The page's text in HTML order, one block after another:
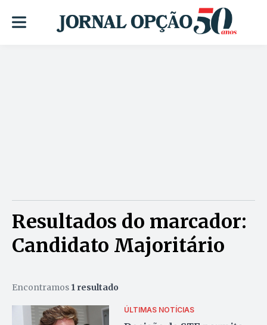
Resultados do marcador:
Candidato Majoritário
Encontramos 1 resultado
ÚLTIMAS NOTÍCIAS